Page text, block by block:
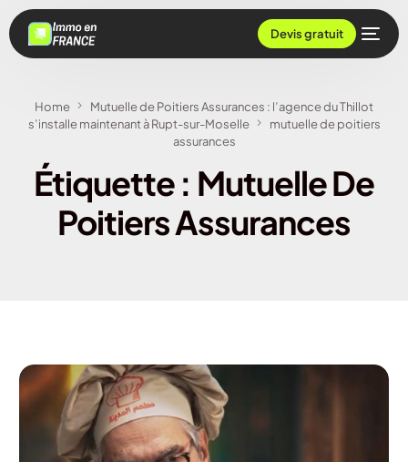
Devis gratuit
Home
Mutuelle de Poitiers Assurances : l’agence du Thillot
s’installe maintenant à Rupt-sur-Moselle
mutuelle de poitiers
assurances
Étiquette : Mutuelle De
Poitiers Assurances